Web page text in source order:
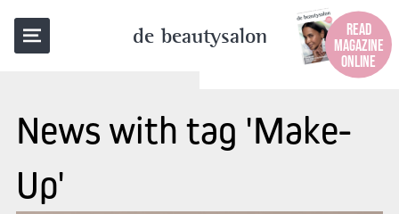
de beautysalon
READ
MAGAZINE
ONLINE
News with tag 'Make-
Up'